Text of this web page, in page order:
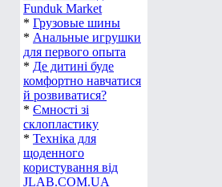
смаколиків від
Funduk Market
* Грузовые шины
*Анальные игрушки
для первого опыта
*Де дитині буде
комфортно навчатися
й розвиватися?
*Ємності зі
склопластику
*Техніка для
щоденного
користування від